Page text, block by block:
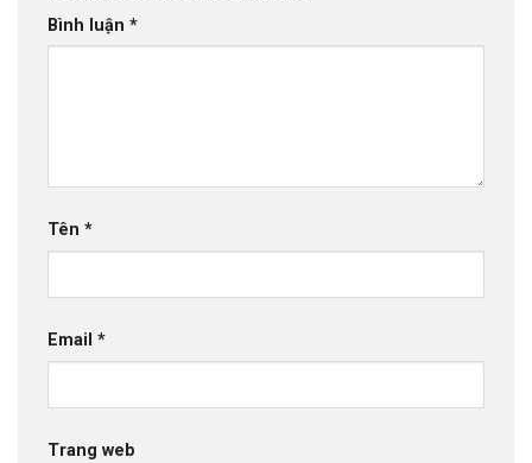
Bình luận *
Tên *
Email *
Trang web